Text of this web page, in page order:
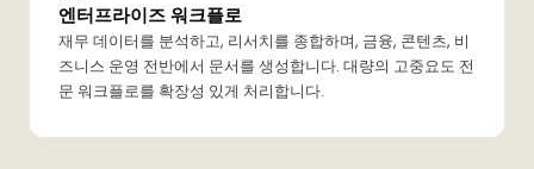
엔터프라이즈 워크플로
재무 데이터를 분석하고, 리서치를 종합하며, 금융, 콘텐츠, 비
즈니스 운영 전반에서 문서를 생성합니다. 대량의 고중요도 전
문 워크플로를 확장성 있게 처리합니다.